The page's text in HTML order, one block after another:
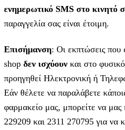
ενημερωτικό SMS στο κινητό
παραγγελία σας είναι έτοιμη.
Επισήμανση: Οι εκπτώσεις που
shop δεν ισχύουν και στο
προηγηθεί Ηλεκτρονική ή
Εάν θέλετε να παραλάβετε
φαρμακείο μας, μπορείτε να
229209 και 2311 270795 για να